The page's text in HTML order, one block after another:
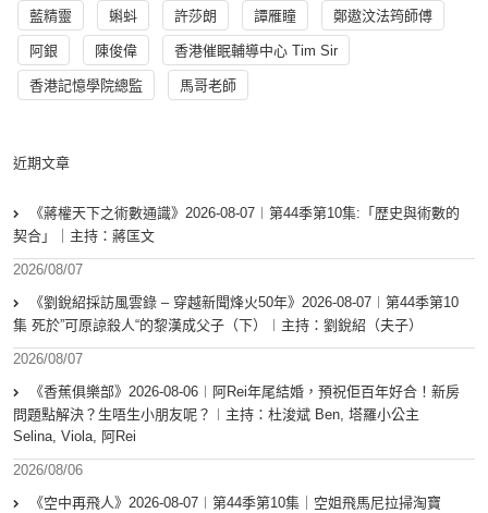
藍精靈 蝌蚪 許莎朗 譚雁瞳 鄭遨汶法筠師傅
阿銀 陳俊偉 香港催眠輔導中心 Tim Sir
香港記憶學院總監 馬哥老師
近期文章
《蔣權天下之術數通識》2026-08-07︱第44季第10集:「歴史與術數的
契合」｜主持：蔣匡文
2026/08/07
《劉銳紹採訪風雲錄 – 穿越新聞烽火50年》2026-08-07︱第44季第10
集 死於”可原諒殺人“的黎漢成父子（下）︱主持：劉銳紹（夫子）
2026/08/07
《香蕉俱樂部》2026-08-06︱阿Rei年尾結婚，預祝佢百年好合！新房
問題點解決？生唔生小朋友呢？︱主持：杜浚斌 Ben, 塔羅小公主
Selina, Viola, 阿Rei
2026/08/06
《空中再飛人》2026-08-07︱第44季第10集｜空姐飛馬尼拉掃淘寶